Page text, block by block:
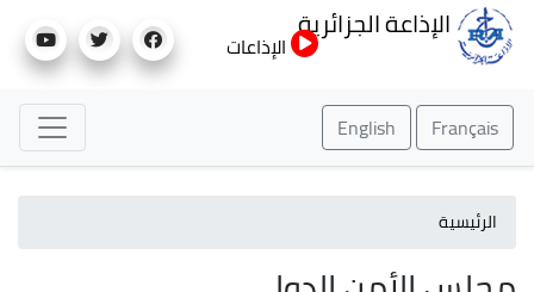
إلى
الإذاعة الجزائرية
الإذاعات
Français
English
الرئيسية